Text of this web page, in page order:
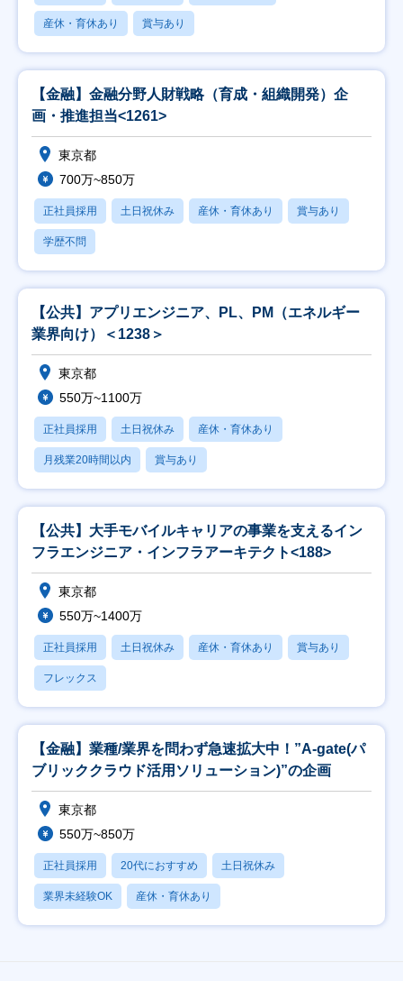
産休・育休あり 賞与あり
【金融】金融分野人財戦略（育成・組織開発）企
画・推進担当<1261>
東京都
700万~850万
正社員採用 土日祝休み 産休・育休あり 賞与あり
学歴不問
【公共】アプリエンジニア、PL、PM（エネルギー
業界向け）＜1238＞
東京都
550万~1100万
正社員採用 土日祝休み 産休・育休あり
月残業20時間以内 賞与あり
【公共】大手モバイルキャリアの事業を支えるイン
フラエンジニア・インフラアーキテクト<188>
東京都
550万~1400万
正社員採用 土日祝休み 産休・育休あり 賞与あり
フレックス
【金融】業種/業界を問わず急速拡大中！”A-gate(パ
ブリッククラウド活用ソリューション)”の企画
東京都
550万~850万
正社員採用 20代におすすめ 土日祝休み
業界未経験OK 産休・育休あり